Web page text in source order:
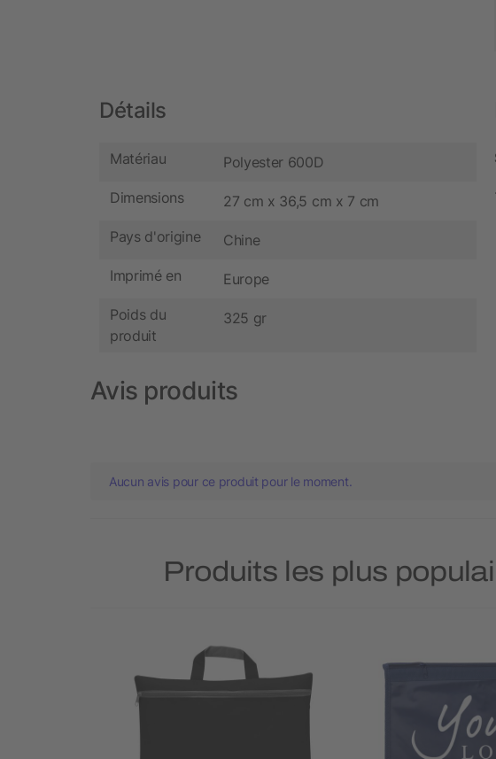
Détails
Matériau Polyester 600D
Dimensions 27 cm x 36,5 cm x 7 cm
Pays d'origine Chine
Imprimé en Europe
Poids du
produit
325 gr
Avis produits
Aucun avis pour ce produit pour le moment.
Produits les plus